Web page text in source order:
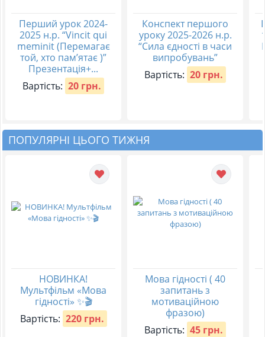
Перший урок 2024-
2025 н.р. “Vincit qui
meminit (Перемагає
той, хто пам’ятає )”
Презентація+...
Вартість: 20 грн.
Конспект першого
уроку 2025-2026 н.р.
“Сила єдності в часи
випробувань”
Вартість: 20 грн.
ПОПУЛЯРНІ ЦЬОГО ТИЖНЯ
НОВИНКА!
Мультфільм «Мова
гідності» ✨🎬
Вартість: 220 грн.
Мова гідності ( 40
запитань з
мотиваційною
фразою)
Вартість: 45 грн.